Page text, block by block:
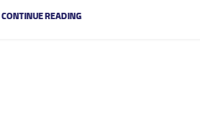
CONTINUE READING